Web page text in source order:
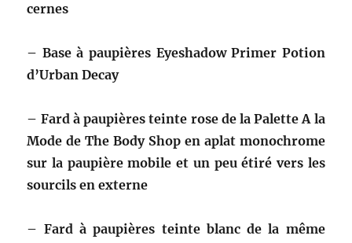
cernes
– Base à paupières Eyeshadow Primer Potion
d’Urban Decay
– Fard à paupières teinte rose de la Palette A la
Mode de The Body Shop en aplat monochrome
sur la paupière mobile et un peu étiré vers les
sourcils en externe
– Fard à paupières teinte blanc de la même